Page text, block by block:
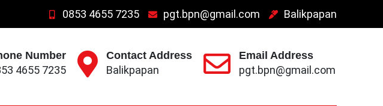
0853 4655 7235 pgt.bpn@gmail.com Balikpapan
Number
4655 7235
Contact Address
Balikpapan
Email Address
pgt.bpn@gmail.com